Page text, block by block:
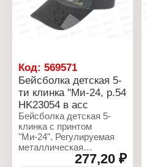
Застежка: регулируемая,
на липучку
Сезон: лето
Код: 569571
Бейсболка детская 5-
ти клинка "Ми-24, р.54
НK23054 в асс
Бейсболка детская 5-
клинка с принтом
"Ми-24". Регулируемая
металлическая
277,20 ₽